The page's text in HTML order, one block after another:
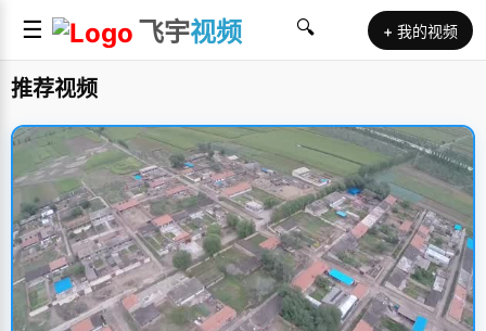
☰ 飞宇视频 🔍 + 我的视频
推荐视频